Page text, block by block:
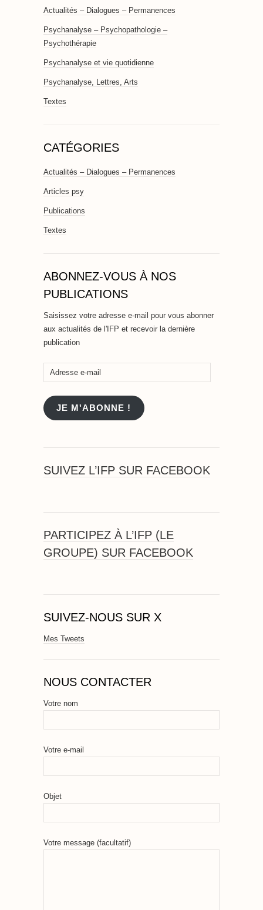
Actualités – Dialogues – Permanences
Psychanalyse – Psychopathologie –
Psychothérapie
Psychanalyse et vie quotidienne
Psychanalyse, Lettres, Arts
Textes
CATÉGORIES
Actualités – Dialogues – Permanences
Articles psy
Publications
Textes
ABONNEZ-VOUS À NOS
PUBLICATIONS
Saisissez votre adresse e-mail pour vous abonner
aux actualités de l'IFP et recevoir la dernière
publication
Adresse
e-
mail
JE M'ABONNE !
SUIVEZ L’IFP SUR FACEBOOK
PARTICIPEZ À L’IFP (LE
GROUPE) SUR FACEBOOK
SUIVEZ-NOUS SUR X
Mes Tweets
NOUS CONTACTER
Votre nom
Votre e-mail
Objet
Votre message (facultatif)